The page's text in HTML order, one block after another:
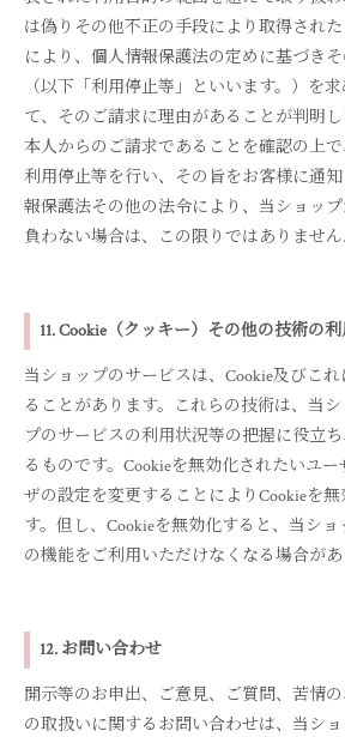
は偽りその他不正の手段により取得され
により、個人情報保護法の定めに基づき
（以下「利用停止等」といいます。）を
て、そのご請求に理由があることが判明
本人からのご請求であることを確認の上
利用停止等を行い、その旨をお客様に通
報保護法その他の法令により、当ショッ
負わない場合は、この限りではありません
11. Cookie（クッキー）その他の技術の
当ショップのサービスは、Cookie及びこ
ることがあります。これらの技術は、当
プのサービスの利用状況等の把握に役立
るものです。Cookieを無効化されたいユ
ザの設定を変更することによりCookieを
す。但し、Cookieを無効化すると、当シ
の機能をご利用いただけなくなる場合があ
12. お問い合わせ
開示等のお申出、ご意見、ご質問、苦情
の取扱いに関するお問い合わせは、当シ